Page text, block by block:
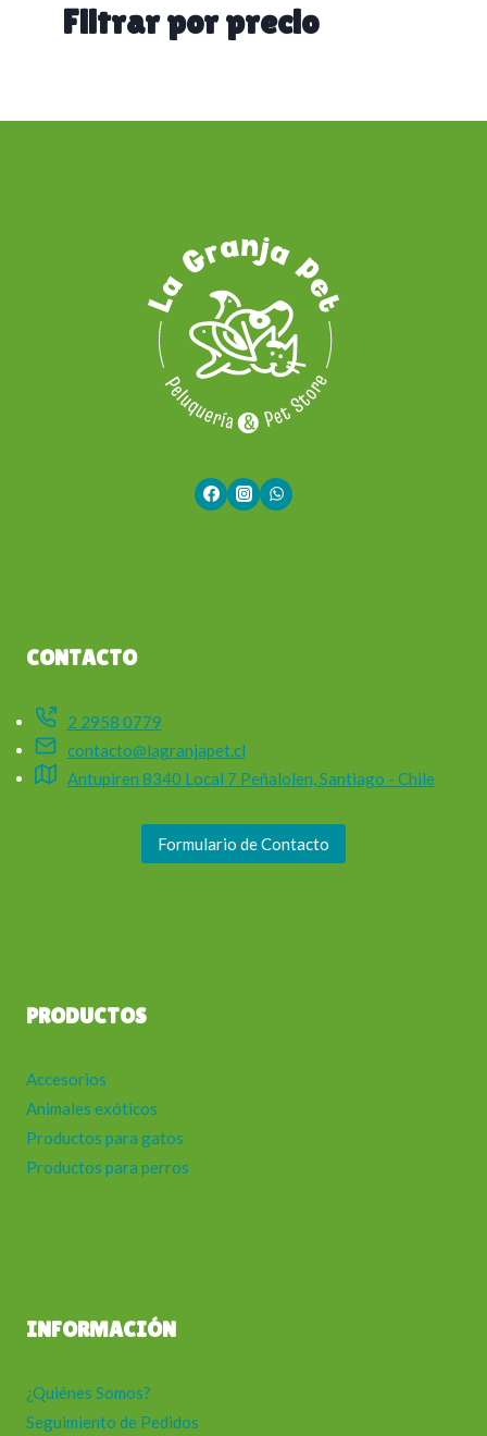
Filtrar por precio
CONTACTO
2 2958 0779
contacto@lagranjapet.cl
Antupiren 8340 Local 7 Peñalolen, Santiago - Chile
Formulario de Contacto
PRODUCTOS
Accesorios
Animales exóticos
Productos para gatos
Productos para perros
INFORMACIÓN
¿Quiénes Somos?
Seguimiento de Pedidos